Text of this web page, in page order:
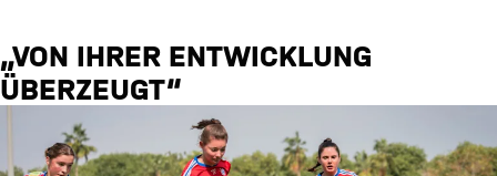
„VON IHRER ENTWICKLUNG
ÜBERZEUGT“